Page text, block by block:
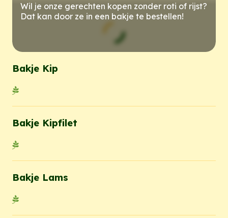
Wil je onze gerechten kopen zonder roti of rijst?
Dat kan door ze in een bakje te bestellen!
Bakje Kip
Bakje Kipfilet
Bakje Lams